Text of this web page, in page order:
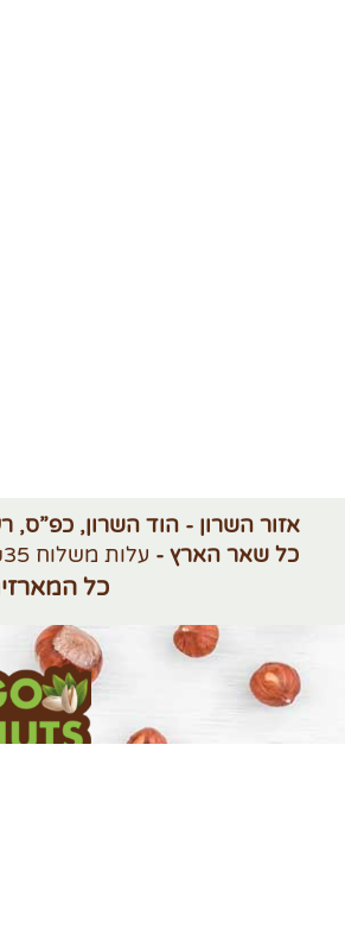
אזור השרון - הוד השרון, כפ”ס,
כל שאר הארץ - עלות משלוח ₪35, מינימום הזמנה ₪199, משלוח חינם מעל ₪420
כל